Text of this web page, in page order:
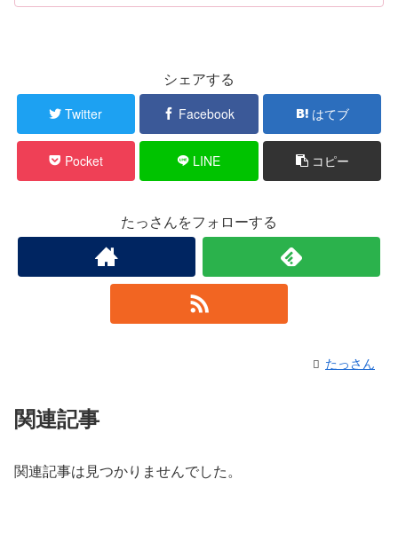
シェアする
Twitter Facebook はてブ
Pocket LINE コピー
たっさんをフォローする
たっさん
関連記事
関連記事は見つかりませんでした。